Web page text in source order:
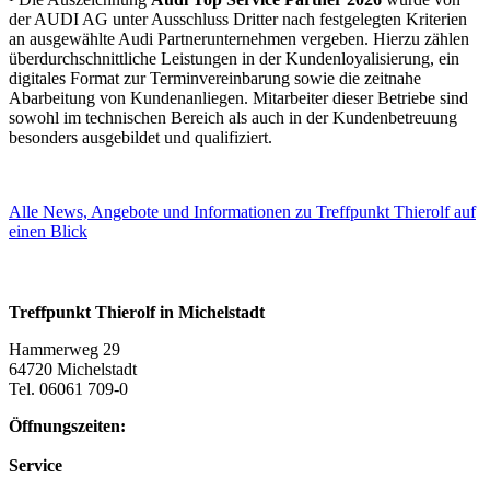
der AUDI AG unter Ausschluss Dritter nach festgelegten Kriterien
an ausgewählte Audi Partnerunternehmen vergeben. Hierzu zählen
überdurchschnittliche Leistungen in der Kundenloyalisierung, ein
digitales Format zur Terminvereinbarung sowie die zeitnahe
Abarbeitung von Kundenanliegen. Mitarbeiter dieser Betriebe sind
sowohl im technischen Bereich als auch in der Kundenbetreuung
besonders ausgebildet und qualifiziert.
Alle News, Angebote und Informationen zu Treffpunkt Thierolf auf
einen Blick
Treffpunkt Thierolf in Michelstadt
Hammerweg 29
64720 Michelstadt
Tel. 06061 709-0
Öffnungszeiten:
Service